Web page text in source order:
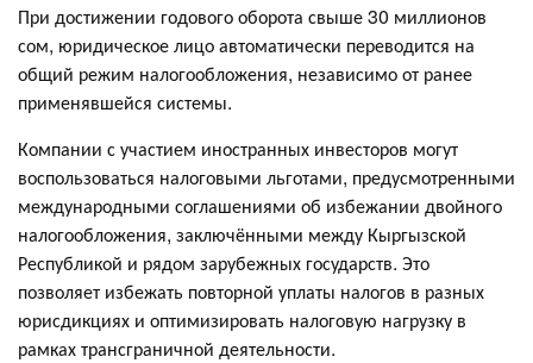
При достижении годового оборота свыше 30 миллионов
сом, юридическое лицо автоматически переводится на
общий режим налогообложения, независимо от ранее
применявшейся системы.
Компании с участием иностранных инвесторов могут
воспользоваться налоговыми льготами, предусмотренными
международными соглашениями об избежании двойного
налогообложения, заключёнными между Кыргызской
Республикой и рядом зарубежных государств. Это
позволяет избежать повторной уплаты налогов в разных
юрисдикциях и оптимизировать налоговую нагрузку в
рамках трансграничной деятельности.